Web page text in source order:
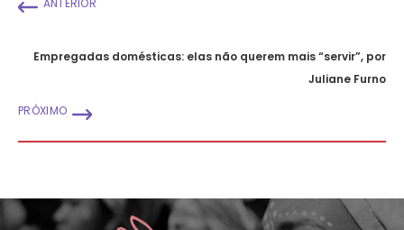
Empregadas domésticas: elas não querem mais “servir”, por
Juliane Furno
PRÓXIMO